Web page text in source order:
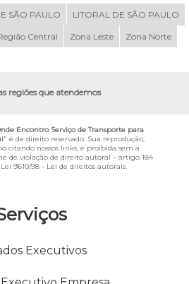
Executivos
SÃO PAULO LITORAL DE SÃO PAULO
Central Zona Leste Zona Norte
regiões que atendemos
Encontro Serviço de Transporte para
" é de direito reservado. Sua reprodução,
citando nossos links, é proibida sem a
de violação de direito autoral – artigo 184
Lei 9610/98 - Lei de direitos autorais.